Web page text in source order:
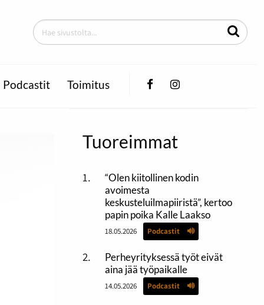
Podcastit Toimitus FacebookInstagram
Tuoreimmat
“Olen kiitollinen kodin
avoimesta
keskusteluilmapiiristä”, kertoo
papin poika Kalle Laakso
18.05.2026 Podcastit
Perheyrityksessä työt eivät
aina jää työpaikalle
14.05.2026 Podcastit